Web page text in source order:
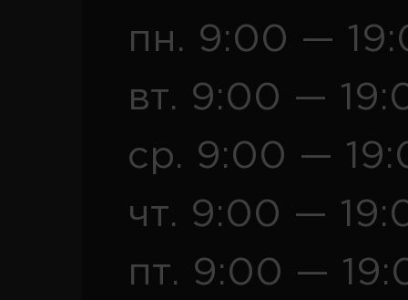
пн. 9:00 —
вт. 9:00 —
ср. 9:00 —
чт. 9:00 —
пт. 9:00 —